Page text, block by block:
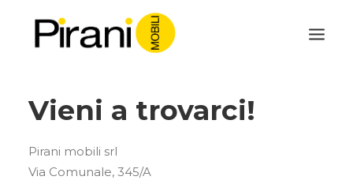
Vieni a trovarci!
Pirani mobili srl
Via Comunale, 345/A